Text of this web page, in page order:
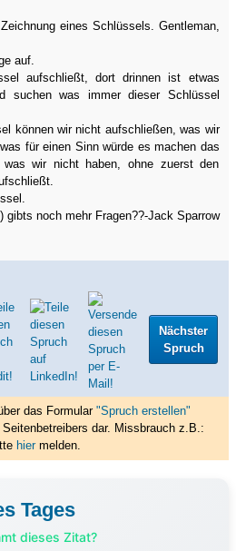
eines Schlüssels. Gentleman,
auf.
aufschließt, dort drinnen ist etwas
suchen was immer dieser Schlüssel
können wir nicht aufschließen, was wir
für einen Sinn würde es machen das
wir nicht haben, ohne zuerst den
gibts noch mehr Fragen??-Jack Sparrow
Nächster
Spruch
das Formular "Spruch erstellen"
dar. Missbrauch z.B.:
hiermelden.
Tages
dieses Zitat?